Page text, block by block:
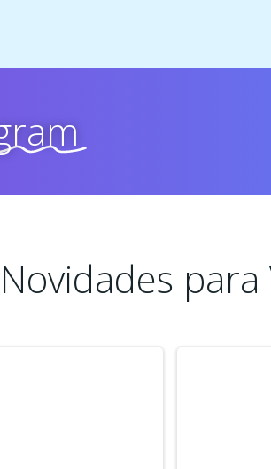
Novidades para